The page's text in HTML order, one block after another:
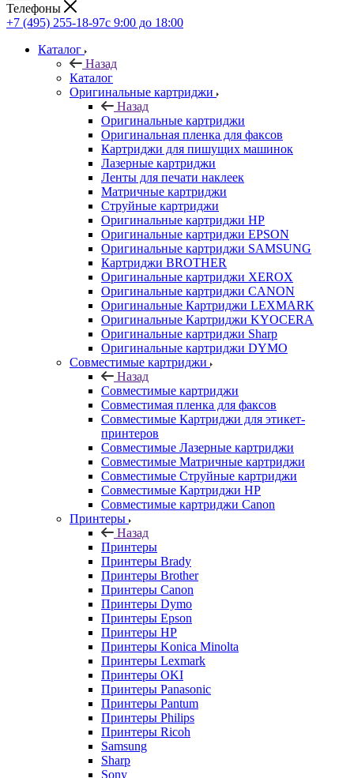
Телефоны
+7 (495) 255-18-97с 9:00 до 18:00
Каталог
Назад
Каталог
Оригинальные картриджи
Назад
Оригинальные картриджи
Оригинальная пленка для факсов
Картриджи для пишущих машинок
Лазерные картриджи
Ленты для печати наклеек
Матричные картриджи
Струйные картриджи
Оригинальные картриджи HP
Оригинальные картриджи EPSON
Оригинальные картриджи SAMSUNG
Картриджи BROTHER
Оригинальные картриджи XEROX
Оригинальные картриджи CANON
Оригинальные Картриджи LEXMARK
Оригинальные Картриджи KYOCERA
Оригинальные картриджи Sharp
Оригинальные картриджи DYMO
Совместимые картриджи
Назад
Совместимые картриджи
Совместимая пленка для факсов
Совместимые Картриджи для этикет-
принтеров
Совместимые Лазерные картриджи
Совместимые Матричные картриджи
Совместимые Струйные картриджи
Совместимые Картриджи HP
Совместимые картриджи Canon
Принтеры
Назад
Принтеры
Принтеры Brady
Принтеры Brother
Принтеры Canon
Принтеры Dymo
Принтеры Epson
Принтеры HP
Принтеры Konica Minolta
Принтеры Lexmark
Принтеры OKI
Принтеры Panasonic
Принтеры Pantum
Принтеры Philips
Принтеры Ricoh
Samsung
Sharp
Sony